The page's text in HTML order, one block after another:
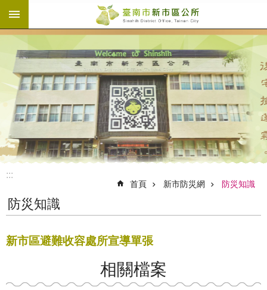
跳到主要內容區塊
:::
首頁 新市防災網 防災知識
防災知識
新市區避難收容處所宣導單張
相關檔案